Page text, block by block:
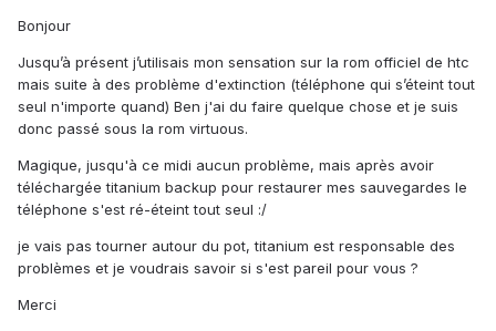
Bonjour
Jusqu’à présent j’utilisais mon sensation sur la rom officiel de htc
mais suite à des problème d'extinction (téléphone qui s’éteint tout
seul n'importe quand) Ben j'ai du faire quelque chose et je suis
donc passé sous la rom virtuous.
Magique, jusqu'à ce midi aucun problème, mais après avoir
téléchargée titanium backup pour restaurer mes sauvegardes le
téléphone s'est ré-éteint tout seul :/
je vais pas tourner autour du pot, titanium est responsable des
problèmes et je voudrais savoir si s'est pareil pour vous ?
Merci